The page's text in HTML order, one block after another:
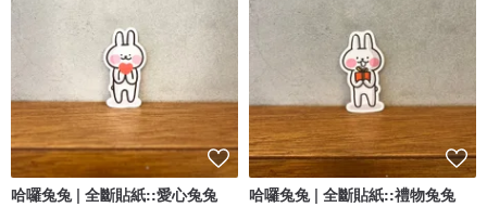
哈囉兔兔 | 全斷貼紙::愛心兔兔 哈囉兔兔 | 全斷貼紙::禮物兔兔